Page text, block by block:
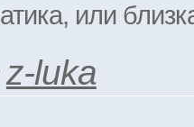
или
z-luka